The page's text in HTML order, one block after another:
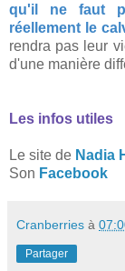
qu'il ne faut
réellement le
rendra pas leur
d'une manière
Les infos utiles
Le site de Nadia
Son Facebook
Cranberries à
Partager